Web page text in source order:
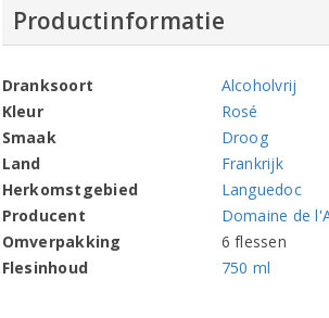
Productinformatie
Dranksoort
Alcoholvrij
Kleur
Rosé
Smaak
Droog
Land
Frankrijk
Herkomstgebied
Languedoc
Producent
Domaine de
Omverpakking
6 flessen
Flesinhoud
750 ml